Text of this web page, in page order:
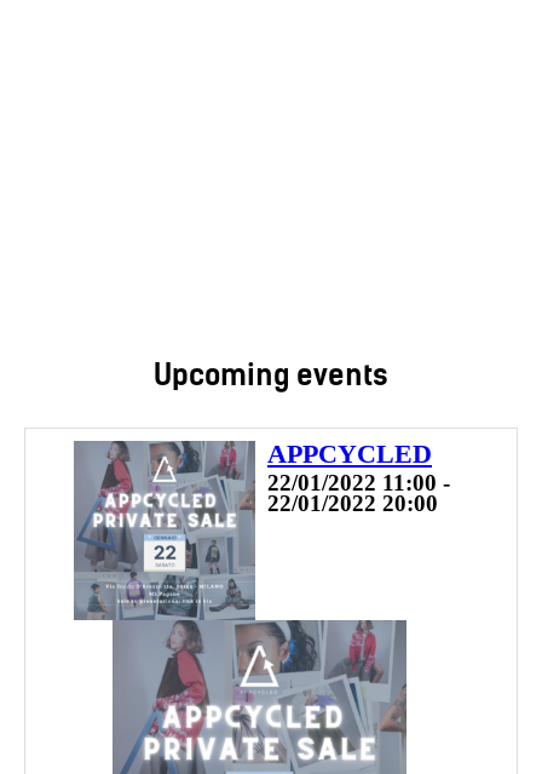
Upcoming events
APPCYCLED
22/01/2022 11:00 -
22/01/2022 20:00